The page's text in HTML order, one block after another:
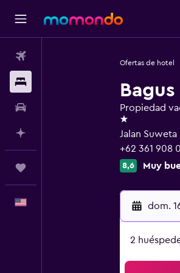
Ofertas de hotel
Propiedad
1 estrella
Jalan Suweta
+62 361 908
8,6 Muy
dom.
2